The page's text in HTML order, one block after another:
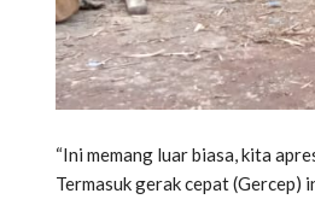
“Ini memang luar biasa, kita
Termasuk gerak cepat (Gercep)